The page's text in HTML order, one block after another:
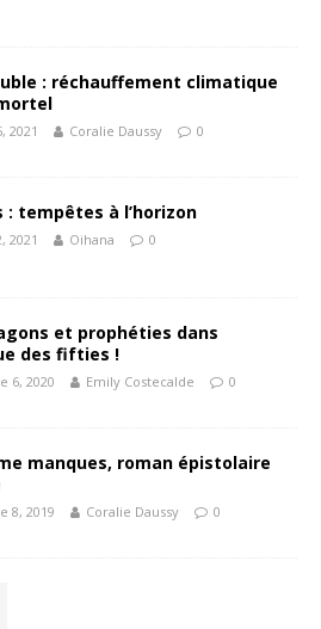
: réchauffement climatique
2021 Coralie Daussy 0
: tempêtes à l’horizon
2021 Oihana 0
et prophéties dans
des fifties !
6, 2020 Emily Costecalde 0
manques, roman épistolaire
8, 2019 Coralie Daussy 0